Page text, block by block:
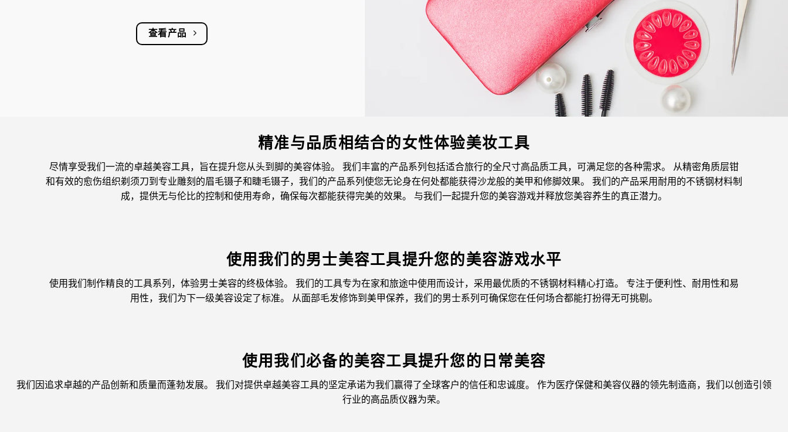
查看产品
精准与品质相结合的女性体验美妆工具
尽情享受我们一流的卓越美容工具，旨在提升您从头到脚的美容体验。 我们丰富的产品系列包括适合旅行的全尺寸高品质工具，可满足您的各种需求。 从精密角质层钳
和有效的愈伤组织剃须刀到专业雕刻的眉毛镊子和睫毛镊子，我们的产品系列使您无论身在何处都能获得沙龙般的美甲和修脚效果。 我们的产品采用耐用的不锈钢材料制
成，提供无与伦比的控制和使用寿命，确保每次都能获得完美的效果。 与我们一起提升您的美容游戏并释放您美容养生的真正潜力。
使用我们的男士美容工具提升您的美容游戏水平
使用我们制作精良的工具系列，体验男士美容的终极体验。 我们的工具专为在家和旅途中使用而设计，采用最优质的不锈钢材料精心打造。 专注于便利性、耐用性和易
用性，我们为下一级美容设定了标准。 从面部毛发修饰到美甲保养，我们的男士系列可确保您在任何场合都能打扮得无可挑剔。
使用我们必备的美容工具提升您的日常美容
我们因追求卓越的产品创新和质量而蓬勃发展。 我们对提供卓越美容工具的坚定承诺为我们赢得了全球客户的信任和忠诚度。 作为医疗保健和美容仪器的领先制造商，我们以创造引领
行业的高品质仪器为荣。